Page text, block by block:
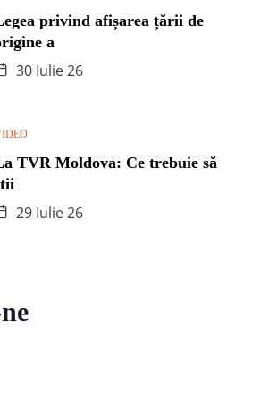
privind afișarea țării de
a
30 Iulie 26
TVR Moldova: Ce trebuie să
29 Iulie 26